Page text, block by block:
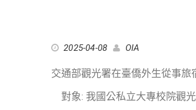
2025-04-08 OIA
交通部觀光署在臺僑外生從事旅
對象: 我國公私立大專校院觀